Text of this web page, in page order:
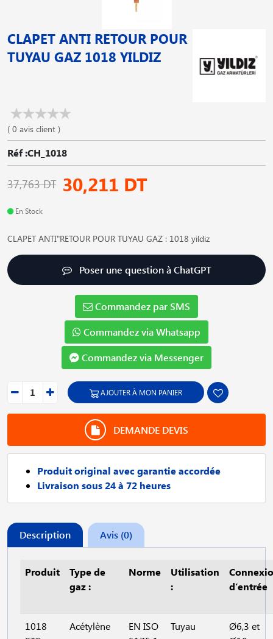
CLAPET ANTI RETOUR POUR
TUYAU GAZ 1018 YILDIZ
( 0 avis client )
Réf :CH_1018
37,763 DT 30,211 DT
En Stock
CLAPET ANTI"RETOUR POUR TUYAU GAZ : 1018 yildiz
Poser une question à ChatGPT
Commandez par SMS
Commandez via Whatsapp
Commandez via Messenger
AJOUTER À MON PANIER
DEMANDE DEVIS
Produit original avec garantie accordée
Livraison sous 24 à 72 heures
Description Avis (0)
Produit
Type de
gaz :
Norme
Utilisation
:
d’entrée
1018
Acétylène
EN ISO
Tuyau
Ø6,3 et